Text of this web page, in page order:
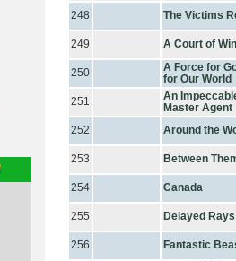
248
The Victims
249 A Court of
250
A Force for
for Our World
251
An
Master Agent
252
Around the
253 Between
254 Canada
255 Delayed
256 Fantastic